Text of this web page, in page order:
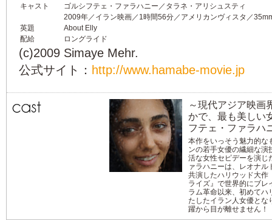
キャスト
ゴルシフテェ・ファラハニー／タラネ・アリシュスティ
2009年／イラン映画／1時間56分／アメリカンヴィスタ／
英題
About Elly
配給
ロングライド
(c)2009 Simaye Mehr.
公式サイト： http://www.hamabe-movie.jp
～現代アジア映画
かで、最も美しい
フテェ・ファラハ
本作をいっそう魅力的な
ンの若手女優の繊細な演
活な女性セピデーを演じ
ァラハニーは、レオナル
共演したハリウッド大作
ライズ』で世界的にブレ
ラム革命以来、初めてハ
たしたイラン人女優とな
躍から目が離せません！